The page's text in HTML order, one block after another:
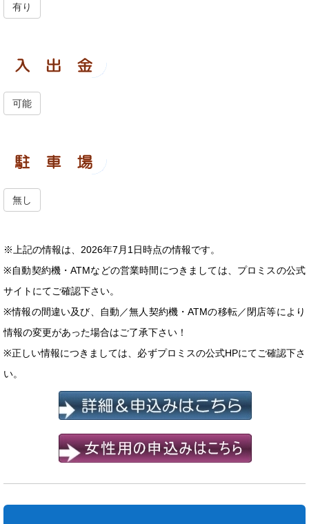
有り
可能
無し
※上記の情報は、2026年7月1日時点の情報です。
※自動契約機・ATMなどの営業時間につきましては、プロミスの公式
サイトにてご確認下さい。
※情報の間違い及び、自動／無人契約機・ATMの移転／閉店等により
情報の変更があった場合はご了承下さい！
※正しい情報につきましては、必ずプロミスの公式HPにてご確認下さ
い。